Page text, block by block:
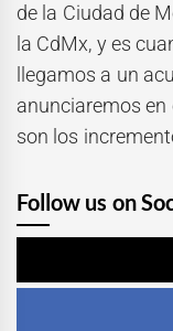
de la Ciudad de
la CdMx, y es
llegamos a un
anunciaremos
son los
Follow us on